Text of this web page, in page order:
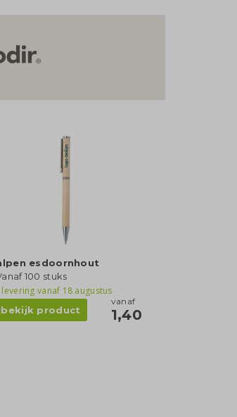
esdoornhout
100 stuks
levering vanaf 18 augustus
bekijk product
vanaf
1,40